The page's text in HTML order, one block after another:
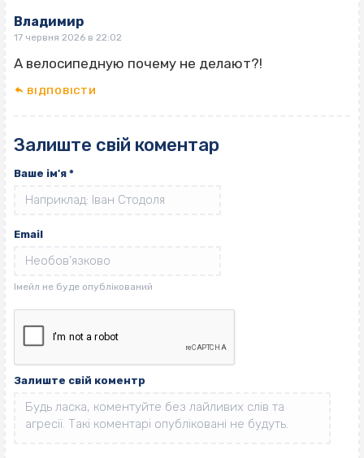
Владимир
17 червня 2026 в 22:02
А велосипедную почему не делают?!
ВІДПОВІCТИ
Залиште свій коментар
Ваше ім'я *
Email
Залиште свій коментр